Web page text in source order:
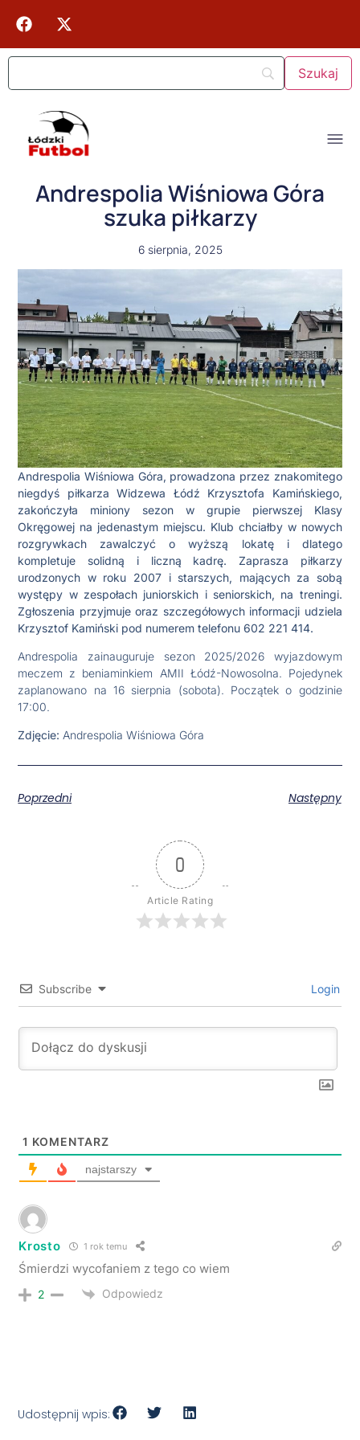
Andrespolia Wiśniowa Góra
szuka piłkarzy
6 sierpnia, 2025
Andrespolia Wiśniowa Góra, prowadzona przez znakomitego
niegdyś piłkarza Widzewa Łódź Krzysztofa Kamińskiego,
zakończyła miniony sezon w grupie pierwszej Klasy
Okręgowej na jedenastym miejscu. Klub chciałby w nowych
rozgrywkach zawalczyć o wyższą lokatę i dlatego
kompletuje solidną i liczną kadrę. Zaprasza piłkarzy
urodzonych w roku 2007 i starszych, mających za sobą
występy w zespołach juniorskich i seniorskich, na treningi.
Zgłoszenia przyjmuje oraz szczegółowych informacji udziela
Krzysztof Kamiński pod numerem telefonu 602 221 414.
Andrespolia zainauguruje sezon 2025/2026 wyjazdowym
meczem z beniaminkiem AMII Łódź-Nowosolna. Pojedynek
zaplanowano na 16 sierpnia (sobota). Początek o godzinie
17:00.
Zdjęcie: Andrespolia Wiśniowa Góra
Poprzedni Następny
0
Article Rating
Subscribe Login
1 KOMENTARZ
najstarszy
Krosto 1 rok temu
Śmierdzi wycofaniem z tego co wiem
2 Odpowiedz
Udostępnij wpis: